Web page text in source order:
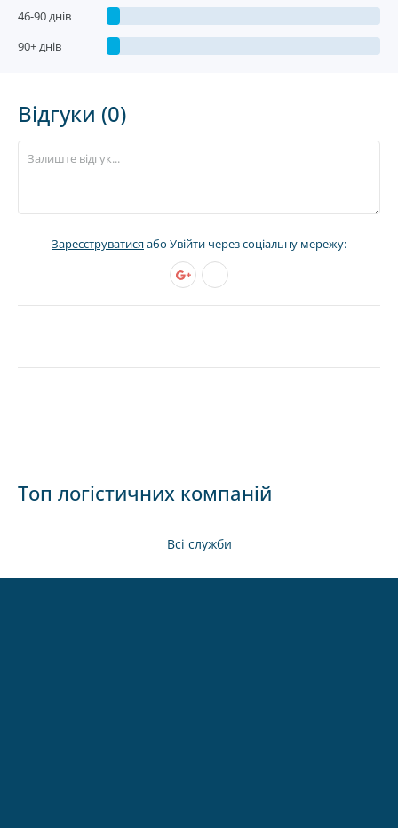
46-90 днів
90+ днів
Відгуки (0)
Зареєструватисяабо Увійти через соціальну мережу:
Топ логістичних компаній
Всі служби